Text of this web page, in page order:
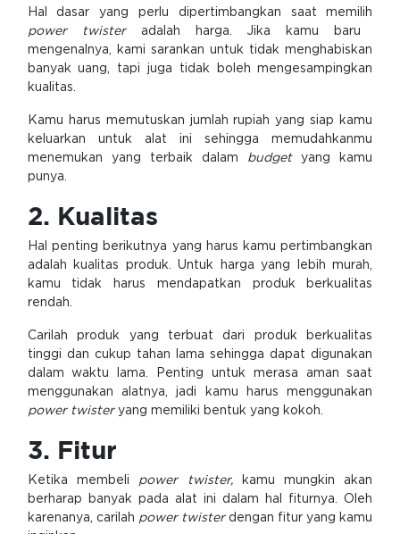
Hal dasar yang perlu dipertimbangkan saat memilih
power twisteradalah harga. Jika kamu baru
mengenalnya, kami sarankan untuk tidak menghabiskan
banyak uang, tapi juga tidak boleh mengesampingkan
kualitas.
Kamu harus memutuskan jumlah rupiah yang siap kamu
keluarkan untuk alat ini sehingga memudahkanmu
menemukan yang terbaik dalam budgetyang kamu
punya.
2. Kualitas
Hal penting berikutnya yang harus kamu pertimbangkan
adalah kualitas produk. Untuk harga yang lebih murah,
kamu tidak harus mendapatkan produk berkualitas
rendah.
Carilah produk yang terbuat dari produk berkualitas
tinggi dan cukup tahan lama sehingga dapat digunakan
dalam waktu lama. Penting untuk merasa aman saat
menggunakan alatnya, jadi kamu harus menggunakan
power twisteryang memiliki bentuk yang kokoh.
3. Fitur
Ketika membeli power twister,
kamu mungkin akan
berharap banyak pada alat ini dalam hal fiturnya. Oleh
karenanya, carilah power twisterdengan fitur yang kamu